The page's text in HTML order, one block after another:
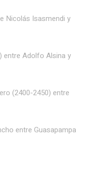
Nicolás Isasmendi y
entre Adolfo Alsina y
(2400-2450) entre
entre Guasapampa